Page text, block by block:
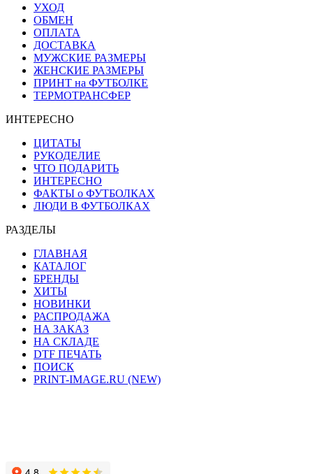
УХОД
ОБМЕН
ОПЛАТА
ДОСТАВКА
МУЖСКИЕ РАЗМЕРЫ
ЖЕНСКИЕ РАЗМЕРЫ
ПРИНТ на ФУТБОЛКЕ
ТЕРМОТРАНСФЕР
ИНТЕРЕСНО
ЦИТАТЫ
РУКОДЕЛИЕ
ЧТО ПОДАРИТЬ
ИНТЕРЕСНО
ФАКТЫ о ФУТБОЛКАХ
ЛЮДИ В ФУТБОЛКАХ
РАЗДЕЛЫ
ГЛАВНАЯ
КАТАЛОГ
БРЕНДЫ
ХИТЫ
НОВИНКИ
РАСПРОДАЖА
НА ЗАКАЗ
НА СКЛАДЕ
DTF ПЕЧАТЬ
ПОИСК
PRINT-IMAGE.RU (NEW)